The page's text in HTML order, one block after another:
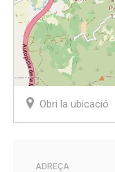
Obri la ubicació
ADREÇA